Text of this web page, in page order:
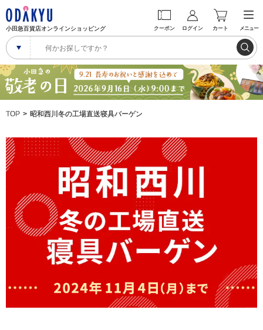
小田急百貨店オンラインショッピング クーポン ログイン カート メニュー
TOP 昭和西川冬の工場直送寝具バーゲン